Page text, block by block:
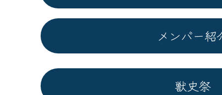
メンバー紹
獣史祭